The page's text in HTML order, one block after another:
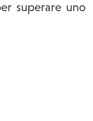
superare uno